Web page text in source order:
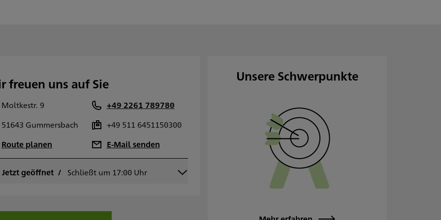
freuen uns auf Sie
Moltkestr. 9
51643 Gummersbach
Route planen
+49 2261 789780
+49 511 6451150300
E-Mail senden
Jetzt geöffnet Schließt um 17:00 Uhr
09:00 - 13:00
Unsere Schwerpunkte